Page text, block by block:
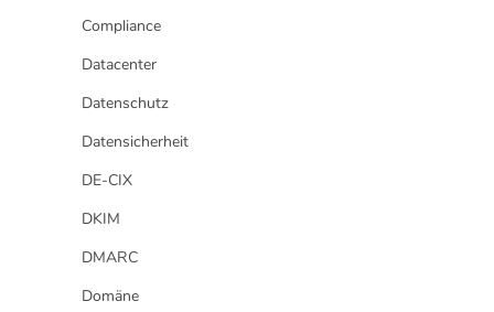
Compliance
Datacenter
Datenschutz
Datensicherheit
DE-CIX
DKIM
DMARC
Domäne